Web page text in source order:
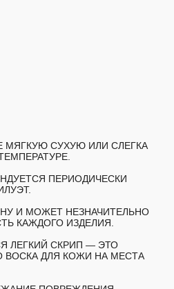
МЯГКУЮ СУХУЮ ИЛИ СЛЕГКА
ПЕРИОДИЧЕСКИ
И МОЖЕТ НЕЗНАЧИТЕЛЬНО
КАЖДОГО ИЗДЕЛИЯ.
ЛЕГКИЙ СКРИП — ЭТО
ВОСКА ДЛЯ КОЖИ НА МЕСТА